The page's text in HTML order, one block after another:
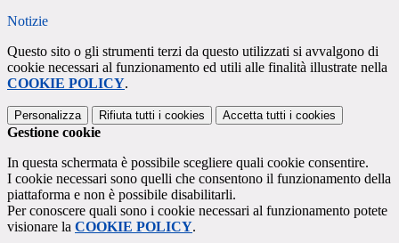
Notizie
Questo sito o gli strumenti terzi da questo utilizzati si avvalgono di
cookie necessari al funzionamento ed utili alle finalità illustrate nella
COOKIE POLICY.
Personalizza Rifiuta tutti i cookies Accetta tutti i cookies
Gestione cookie
In questa schermata è possibile scegliere quali cookie consentire.
I cookie necessari sono quelli che consentono il funzionamento della
piattaforma e non è possibile disabilitarli.
Per conoscere quali sono i cookie necessari al funzionamento potete
visionare la COOKIE POLICY.